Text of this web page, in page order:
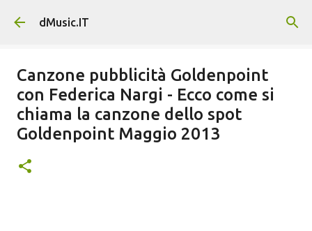
Passa ai contenuti principali
dMusic.IT
Canzone pubblicità Goldenpoint
con Federica Nargi - Ecco come si
chiama la canzone dello spot
Goldenpoint Maggio 2013